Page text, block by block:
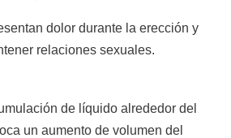
dolor durante la erección y
relaciones sexuales.
de líquido alrededor del
un aumento de volumen del